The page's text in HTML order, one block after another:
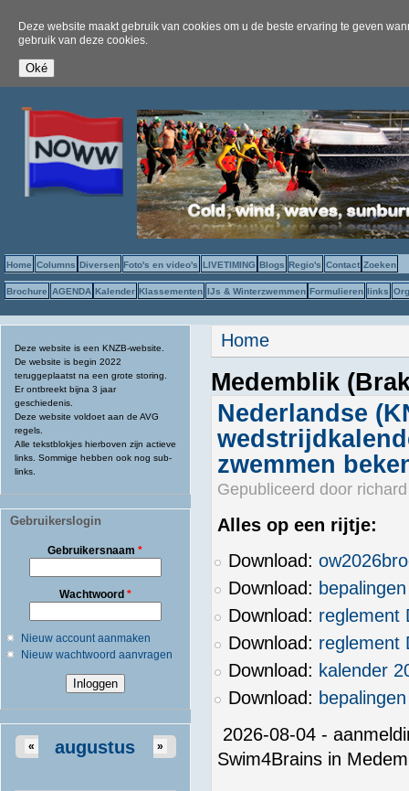
Deze website maakt gebruik van cookies om u de beste ervaring te geven
gebruik van deze cookies.
Home Columns Diversen Foto's en video's LIVETIMING Blogs Regio's Contact Zoeken
Brochure AGENDA Kalender Klassementen IJs & Winterzwemmen Formulieren links
Deze website is een KNZB-website.
De website is begin 2022
teruggeplaatst na een grote storing.
Er ontbreekt bijna 3 jaar
geschiedenis.
Deze website voldoet aan de AVG
regels.
Alle tekstblokjes hierboven zijn actieve
links. Sommige hebben ook nog sub-
links.
Gebruikerslogin
Gebruikersnaam*
Wachtwoord *
Nieuw account aanmaken
Nieuw wachtwoord aanvragen
augustus
« »
U bent hier
Home
Medemblik
Nederlandse
zwemmen
Gepubliceerd door
Alles op een rijtje:
Download:
Download:
Download: reglement
Download: reglement
Download: kalender
Download:
2026-08-04 -
Swim4Brains in